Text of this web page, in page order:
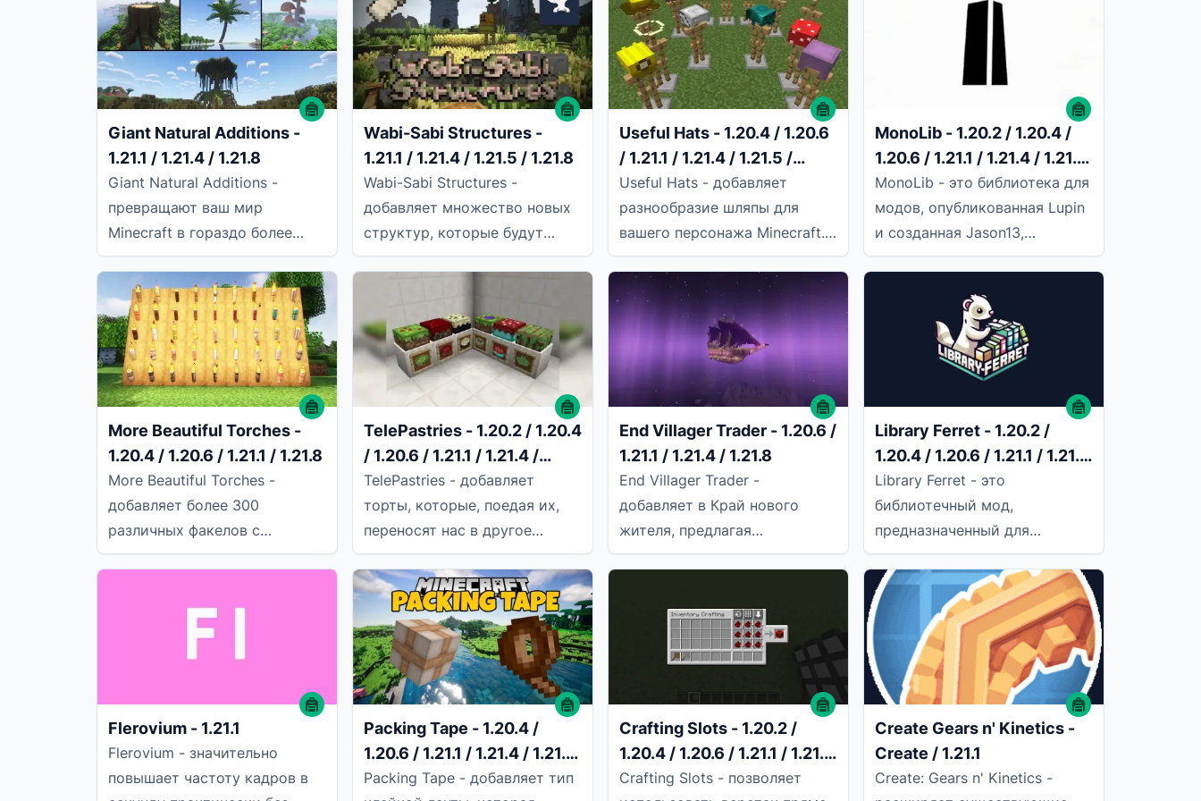
котел,
Giant Natural Additions -
1.21.1 / 1.21.4 / 1.21.8
Giant Natural Additions -
превращают ваш мир
Minecraft в гораздо более
впечатляющее место.
Благодаря включению
гигантских природных
Wabi-Sabi Structures -
1.21.1 / 1.21.4 / 1.21.5 / 1.21.8
Wabi-Sabi Structures -
добавляет множество новых
структур, которые будут
появляться в вашем мире
Useful Hats - 1.20.4 / 1.20.6
/ 1.21.1 / 1.21.4 / 1.21.5 /
1.21.8 / 1.21.10
Useful Hats - добавляет
разнообразие шляпы для
вашего персонажа Minecraft.
Шляпы могут быть окрашены
в разные цвета, всего в них 9
MonoLib - 1.20.2 / 1.20.4 /
1.20.6 / 1.21.1 / 1.21.4 / 1.21.5
/ 1.21.8
MonoLib - это библиотека для
модов, опубликованная Lupin
и созданная Jason13,
предназначенная для
More Beautiful Torches -
1.20.4 / 1.20.6 / 1.21.1 / 1.21.8
More Beautiful Torches -
добавляет более 300
различных факелов с
различными текстурами и
выбрать тот,
TelePastries - 1.20.2 / 1.20.4
/ 1.20.6 / 1.21.1 / 1.21.4 /
1.21.5 / 1.21.8
TelePastries - добавляет
торты, которые, поедая их,
переносят нас в другое
измерение, есть три торта
для путешествия в ванильные
End Villager Trader - 1.20.6 /
1.21.1 / 1.21.4 / 1.21.8
End Villager Trader -
добавляет в Край нового
жителя, предлагая
уникальные предметы,
измерению, и эксклюзивную
Library Ferret - 1.20.2 /
1.20.4 / 1.20.6 / 1.21.1 / 1.21.4
/ 1.21.5
Library Ferret - это
библиотечный мод,
предназначенный для
централизованного
использования общего кода
для модов JTorLeon Studios.
Flerovium - 1.21.1
Flerovium - значительно
повышает частоту кадров в
Packing Tape - 1.20.4 /
1.20.6 / 1.21.1 / 1.21.4 / 1.21.5
/ 1.21.8
Packing Tape - добавляет тип
Crafting Slots - 1.20.2 /
1.20.4 / 1.20.6 / 1.21.1 / 1.21.4
/ 1.21.5 / 1.21.8
Crafting Slots - позволяет
Create Gears n' Kinetics -
Create / 1.21.1
Create: Gears n' Kinetics -